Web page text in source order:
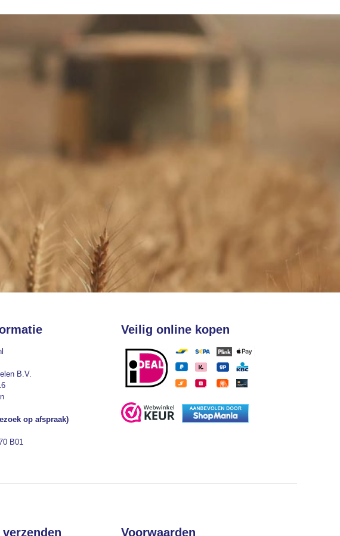
B.V.
op afspraak)
B01
Veilig online kopen
Voorwaarden